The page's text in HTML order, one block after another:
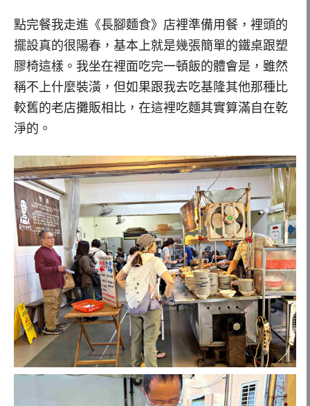
點完餐我走進《長腳麵食》店裡準備用餐，裡頭的
擺設真的很陽春，基本上就是幾張簡單的鐵桌跟塑
膠椅這樣。我坐在裡面吃完一頓飯的體會是，雖然
稱不上什麼裝潢，但如果跟我去吃基隆其他那種比
較舊的老店攤販相比，在這裡吃麵其實算滿自在乾
淨的。